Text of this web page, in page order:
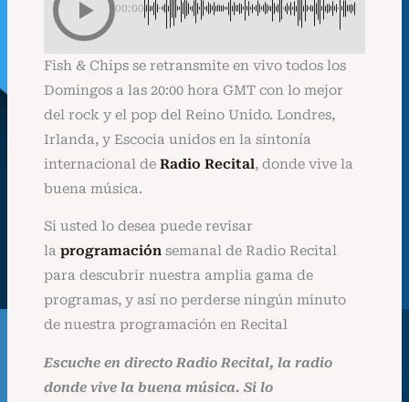
00:00
Fish & Chips se retransmite en vivo todos los
Domingos a las 20:00 hora GMT con lo mejor
del rock y el pop del Reino Unido. Londres,
Irlanda, y Escocia unidos en la sintonía
internacional de Radio Recital, donde vive la
buena música.
Si usted lo desea puede revisar
la programaciónsemanal de Radio Recital
para descubrir nuestra amplia gama de
programas, y así no perderse ningún minuto
de nuestra programación en Recital
Escuche en directo Radio Recital, la radio
donde vive la buena música. Si lo